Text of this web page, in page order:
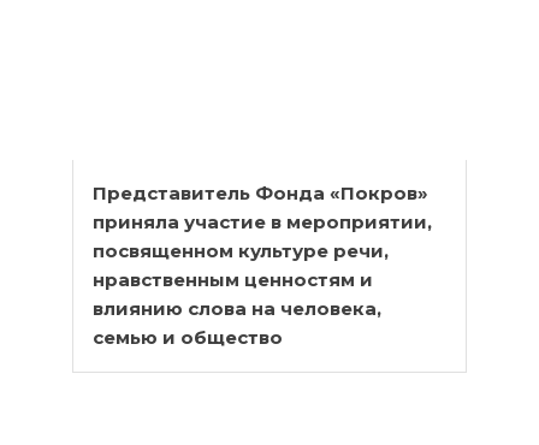
Представитель Фонда «Покров»
приняла участие в мероприятии,
посвященном культуре речи,
нравственным ценностям и
влиянию слова на человека,
семью и общество